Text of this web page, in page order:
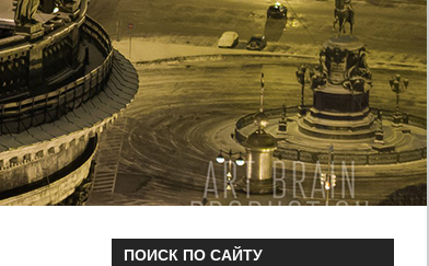
ПОИСК ПО САЙТУ